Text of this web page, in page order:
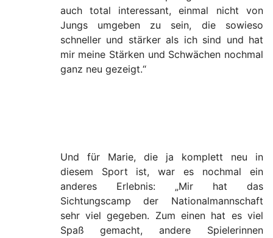
auch total interessant, einmal nicht von
Jungs umgeben zu sein, die sowieso
schneller und stärker als ich sind und hat
mir meine Stärken und Schwächen nochmal
ganz neu gezeigt.“
Und für Marie, die ja komplett neu in
diesem Sport ist, war es nochmal ein
anderes Erlebnis: „Mir hat das
Sichtungscamp der Nationalmannschaft
sehr viel gegeben. Zum einen hat es viel
Spaß gemacht, andere Spielerinnen